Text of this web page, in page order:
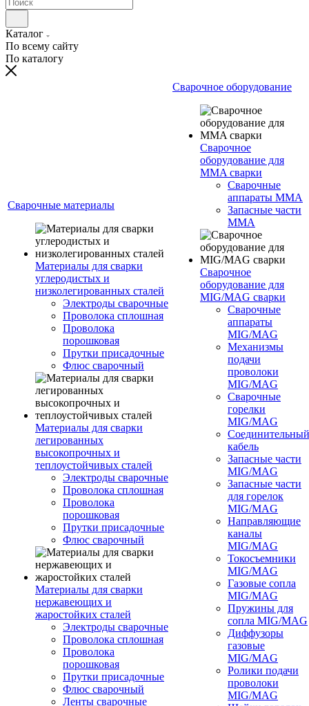
Каталог
По всему сайту
По каталогу
Сварочные материалы
Материалы для сварки
углеродистых и
низколегированных сталей
Электроды сварочные
Проволока сплошная
Проволока
порошковая
Прутки присадочные
Флюс сварочный
Материалы для сварки
легированных
высокопрочных и
теплоустойчивых сталей
Электроды сварочные
Проволока сплошная
Проволока
порошковая
Прутки присадочные
Флюс сварочный
Материалы для сварки
нержавеющих и
жаростойких сталей
Электроды сварочные
Проволока сплошная
Проволока
порошковая
Прутки присадочные
Флюс сварочный
Ленты сварочные
Сварочное оборудование
Сварочное
оборудование для
MMA сварки
Сварочные
аппараты MMA
Запасные части
MMA
Сварочное
оборудование для
MIG/MAG сварки
Сварочные
аппараты
MIG/MAG
Механизмы
подачи
проволоки
MIG/MAG
Сварочные
горелки
MIG/MAG
Соединительный
кабель
Запасные части
MIG/MAG
Запасные части
для горелок
MIG/MAG
Направляющие
каналы
MIG/MAG
Токосъемники
MIG/MAG
Газовые сопла
MIG/MAG
Пружины для
сопла MIG/MAG
Диффузоры
газовые
MIG/MAG
Ролики подачи
проволоки
MIG/MAG